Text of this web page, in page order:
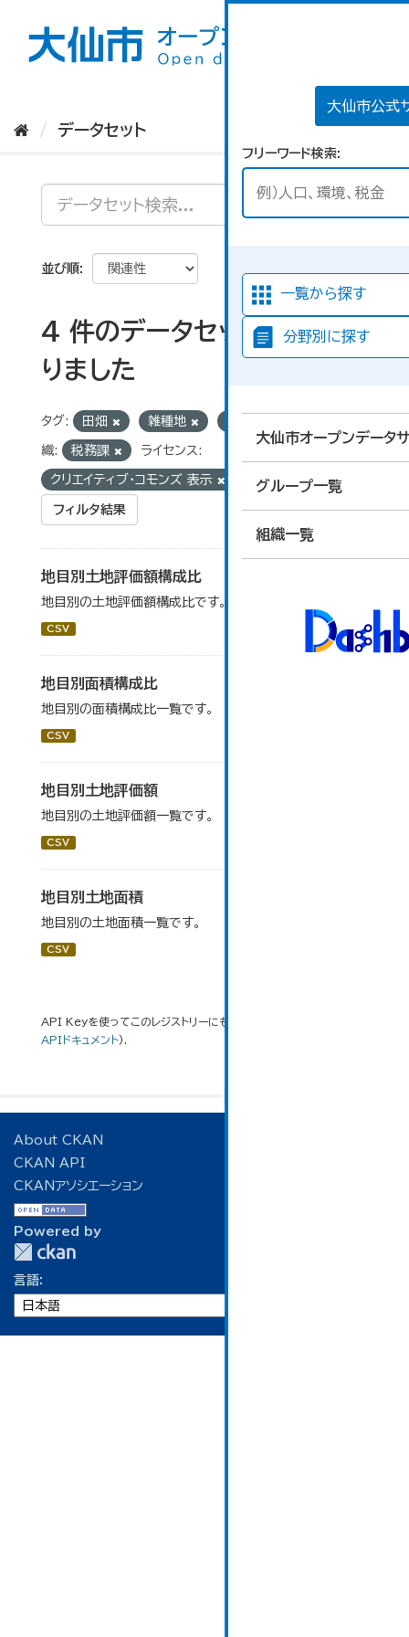
大仙市公式
フリーワード検索
一覧から探す
分野別に探す
大仙市オープンデータ
グループ一覧
組織一覧
データセット
並び順
4 件のデータセットが見つか
りました
タグ: 田畑 雑種地
織: 税務課 ライセンス:
クリエイティブ・コモンズ 表示
フィルタ結果
地目別土地評価額構成比
地目別の土地評価額構成比です。
CSV
地目別面積構成比
地目別の面積構成比一覧です。
CSV
地目別土地評価額
地目別の土地評価額一覧です。
CSV
地目別土地面積
地目別の土地面積一覧です。
CSV
API Keyを使ってこのレジストリーにもアクセス可能です
APIドキュメント).
About CKAN
CKAN API
CKANアソシエーション
Powered by
言語